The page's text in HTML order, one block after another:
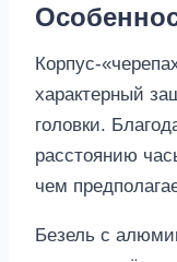
Корпус-
характерный
головки.
расстоянию
чем
Безель с